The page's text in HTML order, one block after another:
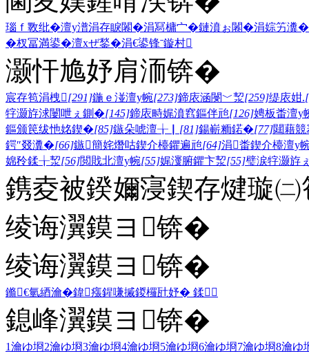
瑙ｆ斁纰�澶у潽涓存睙闂�涓冩槦宀�鏈濆ぉ闂�涓婃竻瀵�
�杈冨満鍙�澶хぜ鍫�涓€鍙锋ˉ鏇村
灏忓尯妤肩洏锛�
宸存笣涓栧[291]鍦ｅ湴澶у帵[273]鍗庡涵閿﹀洯[259]缇庡姏.
牸灏斿浗闄呭ぇ鍘�[145]鍗庡畤娓濆窞鏂伴兘[126]娉板畨澶у
鏂颁笢绂忚姳鍥�[85]鏃朵唬澶╁▏ [81]鍚嶄粫鍩�[77]閮藉
鍔″叕瀵�[66]鏃簡姹熸咕鍥介檯鑺遍兘[64]涓畨鍥介檯澶у
婂矝鍒╁洯[56]閲戝北澶у帵[55]娓濅腑鑺卞洯[55]璧涙牸灏斿
鎸夌被鍨嬭寖鍥存煡璇
绫诲瀷鏌ヨ锛�
绫诲瀷鏌ヨ锛�
鏅€氫綇瀹�鍏瘬鍟嗛摵鍐欏瓧妤� 鍒
鎴峰瀷鏌ヨ锛�
1瀹ゆ埛2瀹ゆ埛3瀹ゆ埛4瀹ゆ埛5瀹ゆ埛6瀹ゆ埛7瀹ゆ埛8瀹ゆ